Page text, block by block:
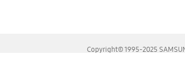
Copyright© 1995-2025